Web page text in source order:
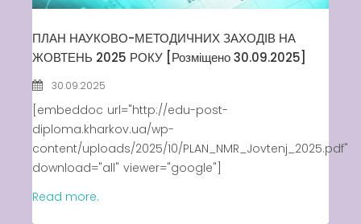
ПЛАН НАУКОВО-МЕТОДИЧНИХ ЗАХОДІВ НА
ЖОВТЕНЬ 2025 РОКУ [Розміщено 30.09.2025]
30.09.2025
[embeddoc url="http://edu-post-
diploma.kharkov.ua/wp-
content/uploads/2025/10/PLAN_NMR_Jovtenj_2025.pdf"
download="all" viewer="google"]
Read more.